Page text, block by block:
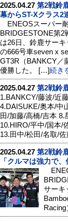
2025.04.27 第2戦鈴
幕からST-Xクラス2
ENEOSスーパー
BRIDGESTONE第2
は26日、鈴鹿サー
の666号車seven x
GT3R（BANKCY／
優勝した。 […]続き
2025.04.27 第2戦鈴
1.BANKCY/藤波/近
4.DAISUKE/奥本/中
田/加藤/高橋/吉本 8.
10.HIRO/平中/国本/
13.田中/松田/名取/
2025.04.27 第2戦鈴
「クルマは強力で
サーキ